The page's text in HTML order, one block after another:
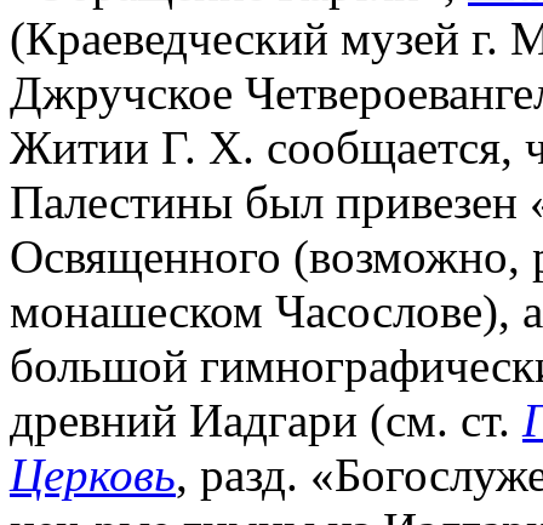
(Краеведческий музей г.
Джручское
Житии Г. Х. сообщается,
Палестины был привезен
Освященного (возможно,
монашеском Часослове),
большой
древний Иадгари (см. ст.
Церковь, разд.